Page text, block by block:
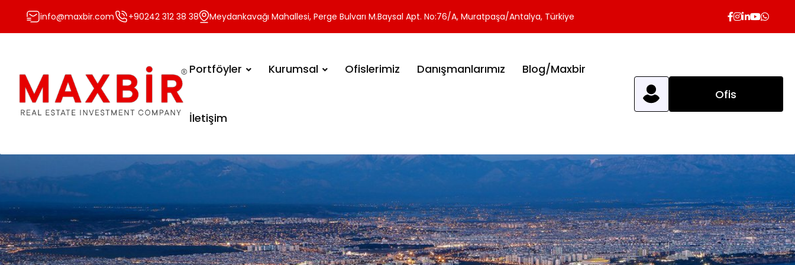
info@maxbir.com +90242 312 38 38 Meydankavağı Mahallesi, Perge Bulvarı M.Baysal Apt. No:76/A, Muratpaşa/Antalya, Türkiye
Portföyler Kurumsal Ofislerimiz Danışmanlarımız Blog/Maxbir
İletişim
Ofis